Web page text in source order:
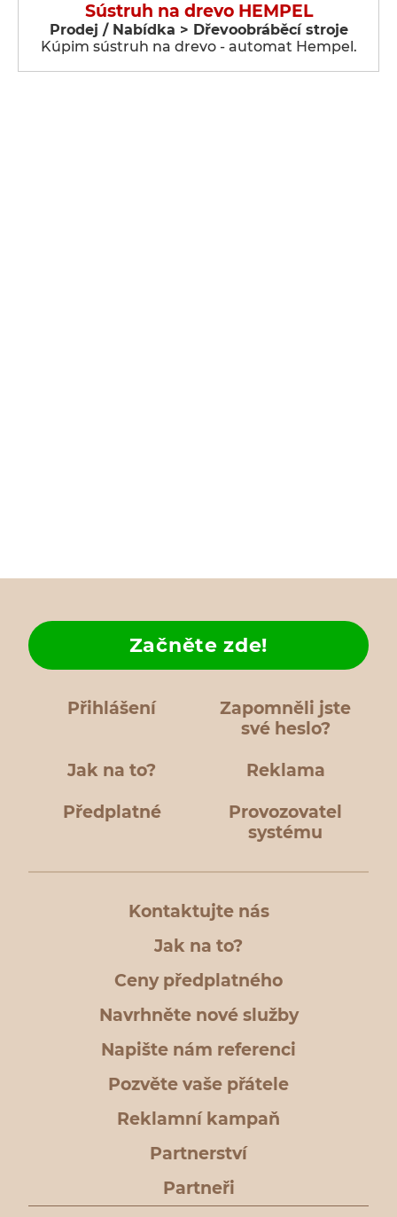
Sústruh na drevo HEMPEL
Prodej / Nabídka > Dřevoobráběcí stroje
Kúpim sústruh na drevo - automat Hempel.
Přihlášení
Zapomněli jste
své heslo?
Jak na to?
Začněte zde!
Reklama
Předplatné
Provozovatel
systému
Kontaktujte nás
Jak na to?
Ceny předplatného
Navrhněte nové služby
Napište nám referenci
Pozvěte vaše přátele
Reklamní kampaň
Partnerství
Partneři